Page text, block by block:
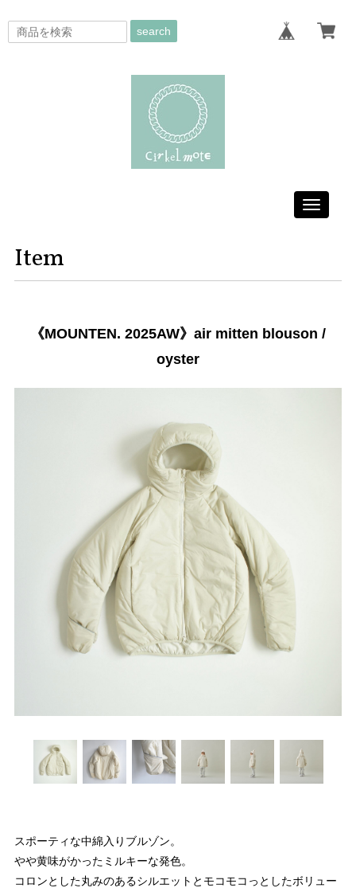
search
Toggle
Item
《MOUNTEN. 2025AW》air mitten blouson /
oyster
スポーティな中綿入りブルゾン。
やや黄味がかったミルキーな発色。
コロンとした丸みのあるシルエットとモコモコっとしたボリュー